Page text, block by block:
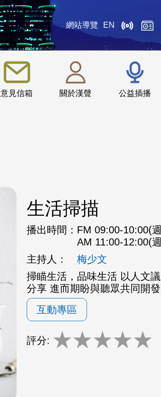
網站導覽 EN
意見信箱 關於漢聲 公益插播
:::
生活掃描
播出時間： FM 09:00-10:00(
AM 11:00-12:00(
主持人：
梅少文
掃瞄生活，品味生活 以人文
分享 進而期盼與聽眾共同開
互動專區
評分: ★★★★★